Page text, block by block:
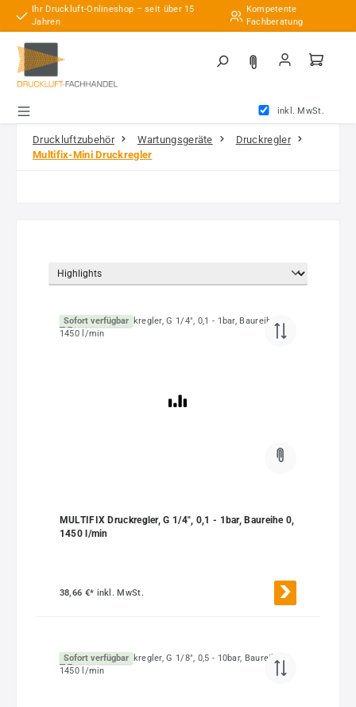
Zum Hauptinhalt springen
Ihr Druckluft-Onlineshop – seit über 15
Jahren
Kompetente
Fachberatung
inkl. MwSt.
Druckluftzubehör Wartungsgeräte
Druckregler
Multifix-Mini Druckregler
Sofort verfügbar
MULTIFIX Druckregler, G 1/4", 0,1 - 1bar, Baureihe 0,
1450 l/min
38,66 €* inkl. MwSt.
Sofort verfügbar